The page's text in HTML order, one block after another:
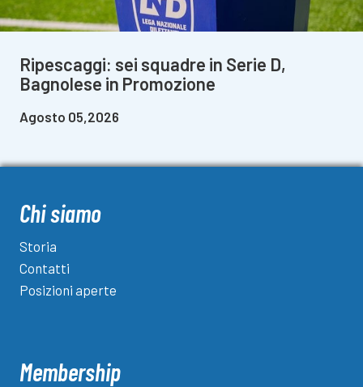
Ripescaggi: sei squadre in Serie D,
Bagnolese in Promozione
Agosto 05,2026
Chi siamo
Storia
Contatti
Posizioni aperte
Membership